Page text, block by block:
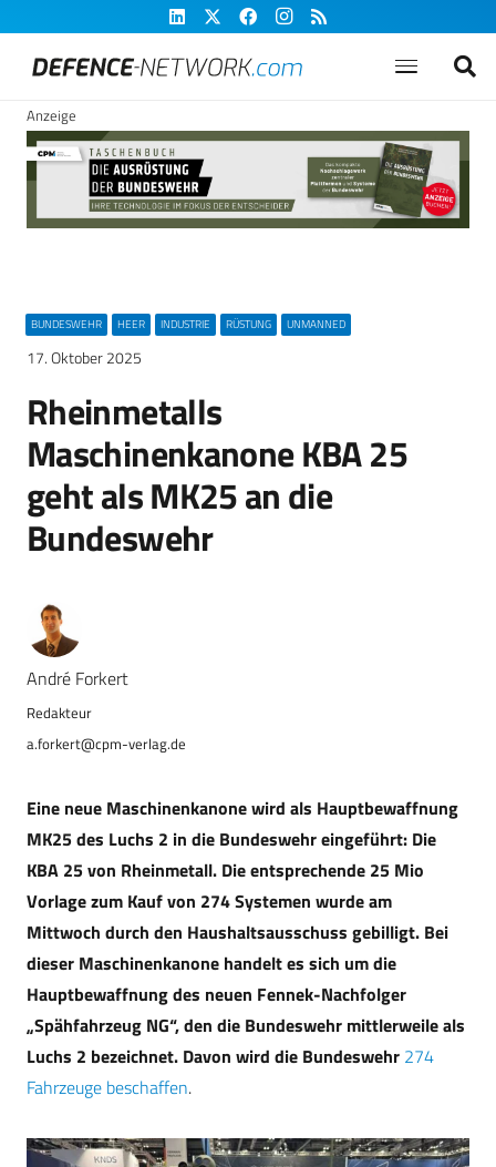
Anzeige
BUNDESWEHR HEER INDUSTRIE RÜSTUNG UNMANNED
17. Oktober 2025
Rheinmetalls
Maschinenkanone KBA 25
geht als MK25 an die
Bundeswehr
André Forkert
a.forkert@cpm-verlag.de
Eine neue Maschinenkanone wird als Hauptbewaffnung
MK25 des Luchs 2 in die Bundeswehr eingeführt: Die
KBA 25 von Rheinmetall. Die entsprechende 25 Mio
Vorlage zum Kauf von 274 Systemen wurde am
Mittwoch durch den Haushaltsausschuss gebilligt. Bei
dieser Maschinenkanone handelt es sich um die
Hauptbewaffnung des neuen Fennek-Nachfolger
„Spähfahrzeug NG“, den die Bundeswehr mittlerweile als
Luchs 2 bezeichnet. Davon wird die Bundeswehr 274
Fahrzeuge beschaffen.